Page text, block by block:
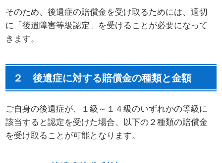
そのため、後遺症の賠償金を受け取るためには、適切
に「後遺障害等級認定」を受けることが必要になって
きます。
２ 後遺症に対する賠償金の種類と金額
ご自身の後遺症が、１級～１４級のいずれかの等級に
該当すると認定を受けた場合、以下の２種類の賠償金
を受け取ることが可能となります。